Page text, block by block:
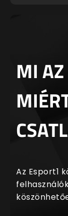
MI AZ
Az Esport1